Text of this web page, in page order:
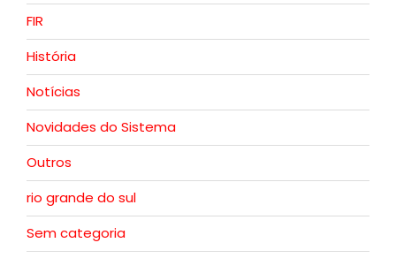
FIR
História
Notícias
Novidades do Sistema
Outros
rio grande do sul
Sem categoria